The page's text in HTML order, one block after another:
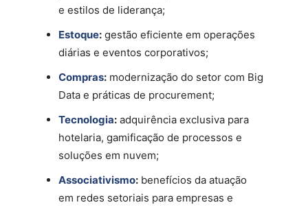
e estilos de liderança;
Estoque: gestão eficiente em operações
diárias e eventos corporativos;
Compras: modernização do setor com Big
Data e práticas de procurement;
Tecnologia: adquirência exclusiva para
hotelaria, gamificação de processos e
soluções em nuvem;
Associativismo: benefícios da atuação
em redes setoriais para empresas e